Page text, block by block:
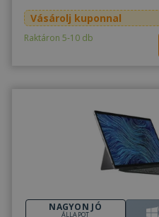
Vásárolj kuponnal
Raktáron 5-10 db
NAGYON JÓ
ÁLLAPOT